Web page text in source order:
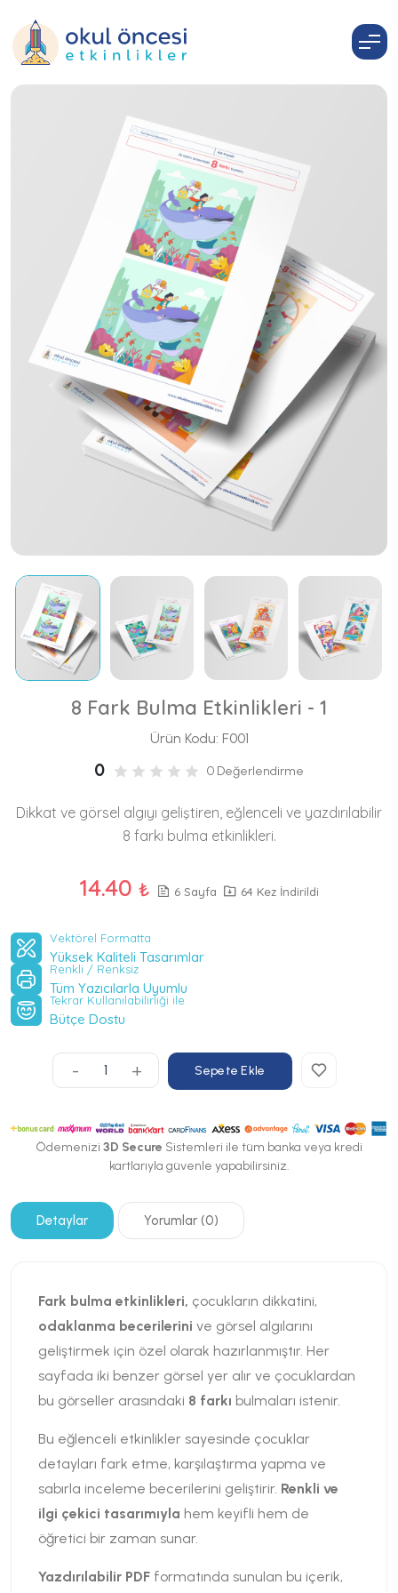
8 Fark Bulma Etkinlikleri - 1
Ürün Kodu: F001
0 0 Değerlendirme
Dikkat ve görsel algıyı geliştiren, eğlenceli ve yazdırılabilir
8 farkı bulma etkinlikleri.
14.40 ₺ 6 Sayfa 64 Kez İndirildi
Vektörel Formatta
Yüksek Kaliteli Tasarımlar
Renkli / Renksiz
Tüm Yazıcılarla Uyumlu
Tekrar Kullanılabilirliği ile
Bütçe Dostu
- + Sepete Ekle
Ödemenizi 3D Secure Sistemleri ile tüm banka veya kredi
kartlarıyla güvenle yapabilirsiniz.
Detaylar Yorumlar (0)
Fark bulma etkinlikleri, çocukların dikkatini,
odaklanma becerilerini ve görsel algılarını
geliştirmek için özel olarak hazırlanmıştır. Her
sayfada iki benzer görsel yer alır ve çocuklardan
bu görseller arasındaki 8 farkı bulmaları istenir.
Bu eğlenceli etkinlikler sayesinde çocuklar
detayları fark etme, karşılaştırma yapma ve
sabırla inceleme becerilerini geliştirir. Renkli ve
ilgi çekici tasarımıyla hem keyifli hem de
öğretici bir zaman sunar.
Yazdırılabilir PDF formatında sunulan bu içerik,